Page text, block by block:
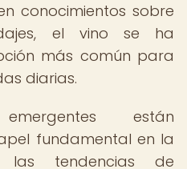
conocimientos sobre
el vino se ha
más común para
diarias.
están
fundamental en la
las tendencias de